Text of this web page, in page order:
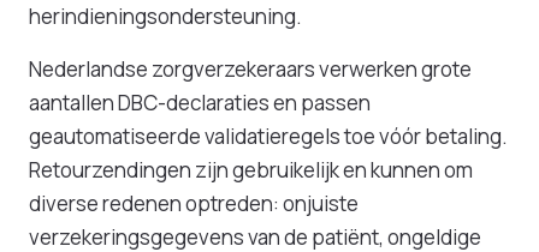
herindieningsondersteuning.
Nederlandse zorgverzekeraars verwerken grote
aantallen DBC-declaraties en passen
geautomatiseerde validatieregels toe vóór betaling.
Retourzendingen zijn gebruikelijk en kunnen om
diverse redenen optreden: onjuiste
verzekeringsgegevens van de patiënt, ongeldige